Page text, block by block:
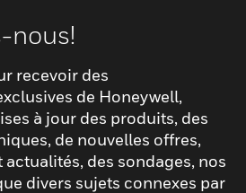
nous!
recevoir des
de Honeywell,
à jour des produits, des
de nouvelles offres,
actualités, des sondages, nos
divers sujets connexes par